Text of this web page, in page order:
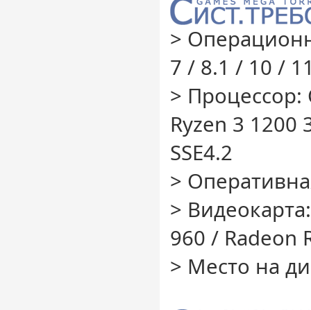
>
7 / 8.1 / 10 /
> Процессор:
Ryzen 3 1200
SSE4.2
>
>
960 / Radeon
> Место на